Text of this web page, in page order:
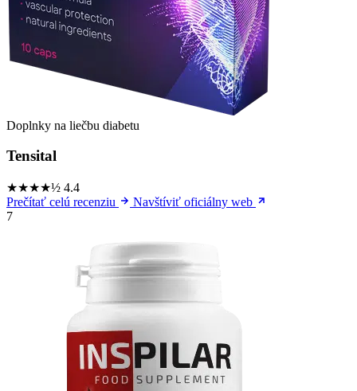
Doplnky na liečbu diabetu
Tensital
★★★★½ 4.4
Prečítať celú recenziu
Navštíviť oficiálny web
7